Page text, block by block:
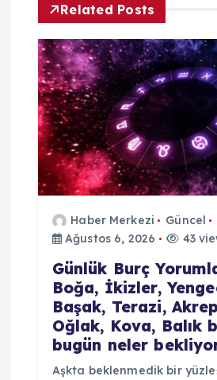
Related Posts
Haber Merkezi
Güncel
Ağustos 6, 2026
43
Günlük Burç
Boğa, İkizler,
Başak, Terazi,
Oğlak, Kova, Balık
bugün neler
Aşkta beklenmedik bir